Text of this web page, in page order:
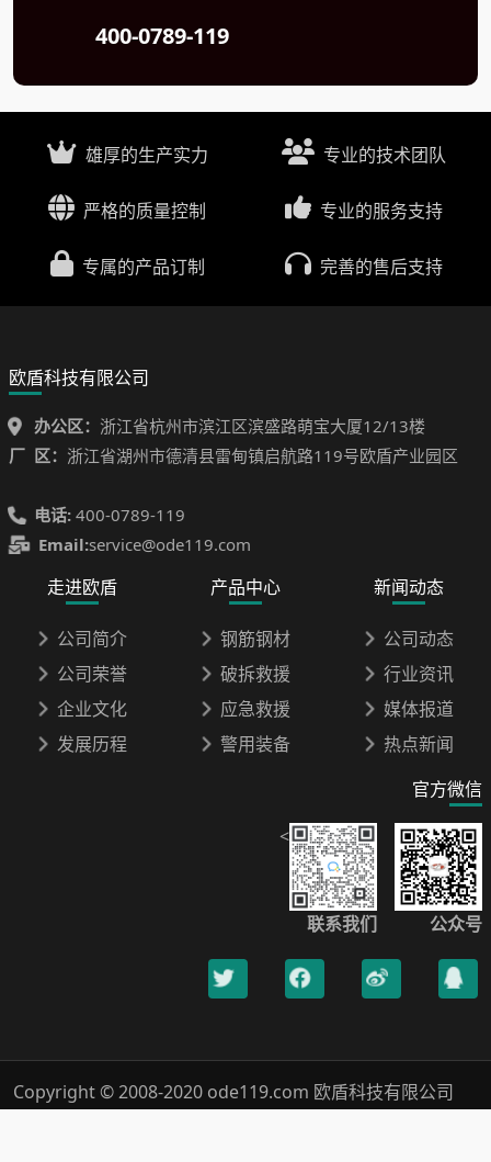
400-0789-119
雄厚的生产实力 专业的技术团队
严格的质量控制 专业的服务支持
专属的产品订制 完善的售后支持
欧盾科技有限公司
办公区： 浙江省杭州市滨江区滨盛路萌宝大厦12/13楼
厂 区： 浙江省湖州市德清县雷甸镇启航路119号欧盾产业园区
电话: 400-0789-119
Email:service@ode119.com
走进欧盾
公司简介
公司荣誉
企业文化
发展历程
产品中心
钢筋钢材
破拆救援
应急救援
警用装备
新闻动态
公司动态
行业资讯
媒体报道
热点新闻
官方微信
<
联系我们 公众号
Copyright © 2008-2020 ode119.com 欧盾科技有限公司